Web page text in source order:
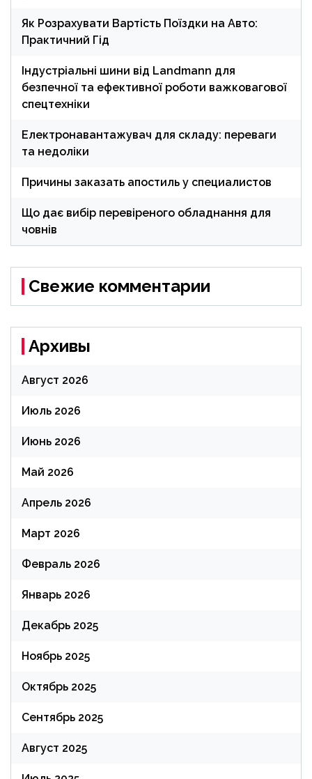
Як Розрахувати Вартість Поїздки на Авто:
Практичний Гід
Індустріальні шини від Landmann для
безпечної та ефективної роботи важковагової
спецтехніки
Електронавантажувач для складу: переваги
та недоліки
Причины заказать апостиль у специалистов
Що дає вибір перевіреного обладнання для
човнів
Свежие комментарии
Архивы
Август 2026
Июль 2026
Июнь 2026
Май 2026
Апрель 2026
Март 2026
Февраль 2026
Январь 2026
Декабрь 2025
Ноябрь 2025
Октябрь 2025
Сентябрь 2025
Август 2025